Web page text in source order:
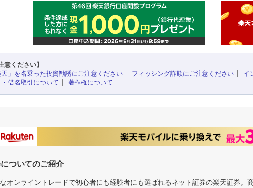
意ください】
天」を名乗った投資勧誘にご注意ください
フィッシング詐欺にご注意ください イ
・借名取引について
著作権について
ついてのご紹介
オンライントレードで初心者にも経験者にも選ばれるネット証券の楽天証券